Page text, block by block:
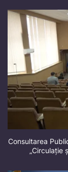
Consultarea
„Circulație